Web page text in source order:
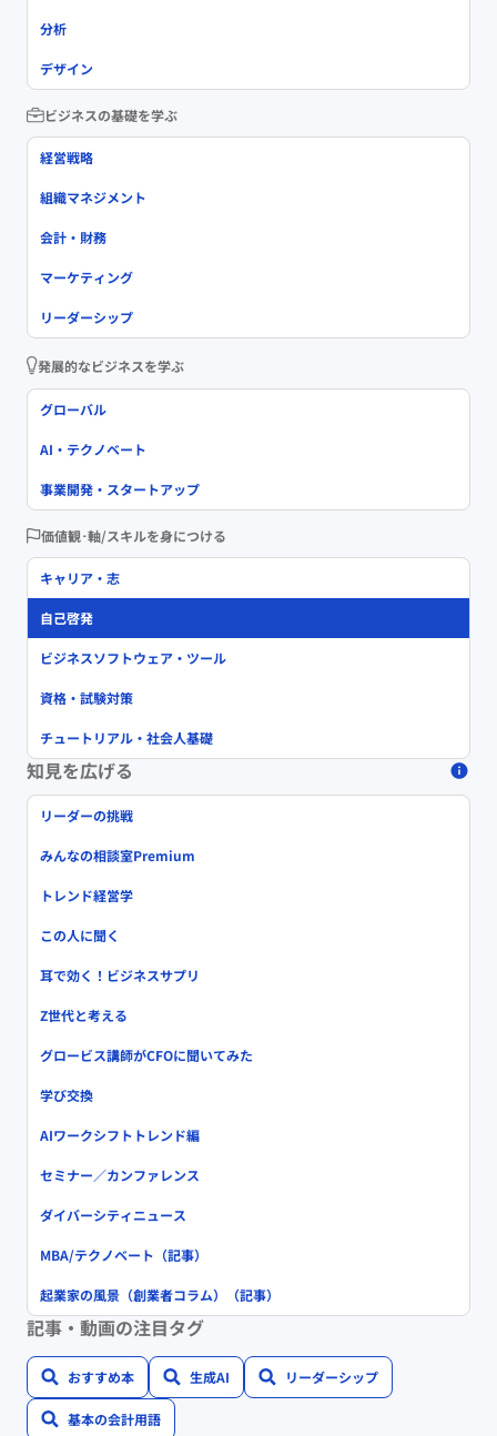
分析
デザイン
ビジネスの基礎を学ぶ
経営戦略
組織マネジメント
会計・財務
マーケティング
リーダーシップ
発展的なビジネスを学ぶ
グローバル
AI・テクノベート
事業開発・スタートアップ
価値観･軸/スキルを身につける
キャリア・志
自己啓発
ビジネスソフトウェア・ツール
資格・試験対策
チュートリアル・社会人基礎
知見を広げる
リーダーの挑戦
みんなの相談室Premium
トレンド経営学
この人に聞く
耳で効く！ビジネスサプリ
Z世代と考える
グロービス講師がCFOに聞いてみた
学び交換
AIワークシフトトレンド編
セミナー／カンファレンス
ダイバーシティニュース
MBA/テクノベート（記事）
起業家の風景（創業者コラム）（記事）
記事・動画の注目タグ
おすすめ本 生成AI リーダーシップ
基本の会計用語